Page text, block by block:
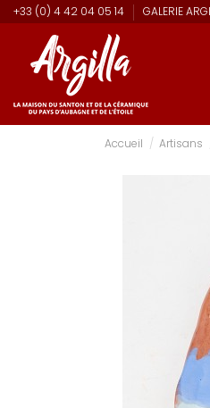
+33 (0) 4 42 04 05 14 GALERIE
Accueil Artisans